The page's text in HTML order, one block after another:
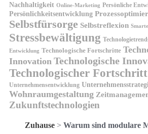
Nachhaltigkeit Online-Marketing Persönliche
Persönlichkeitsentwicklung
Selbstfürsorge Selbstreflexion
Stressbewältigung
Entwicklung Technologische Fortschritte
Innovation Technologische
Technologischer Fortschritt
Unternehmensentwicklung
Wohnraumgestaltung
Zukunftstechnologien
Zuhause> Warum sind modulare